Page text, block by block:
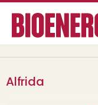
Alfrida